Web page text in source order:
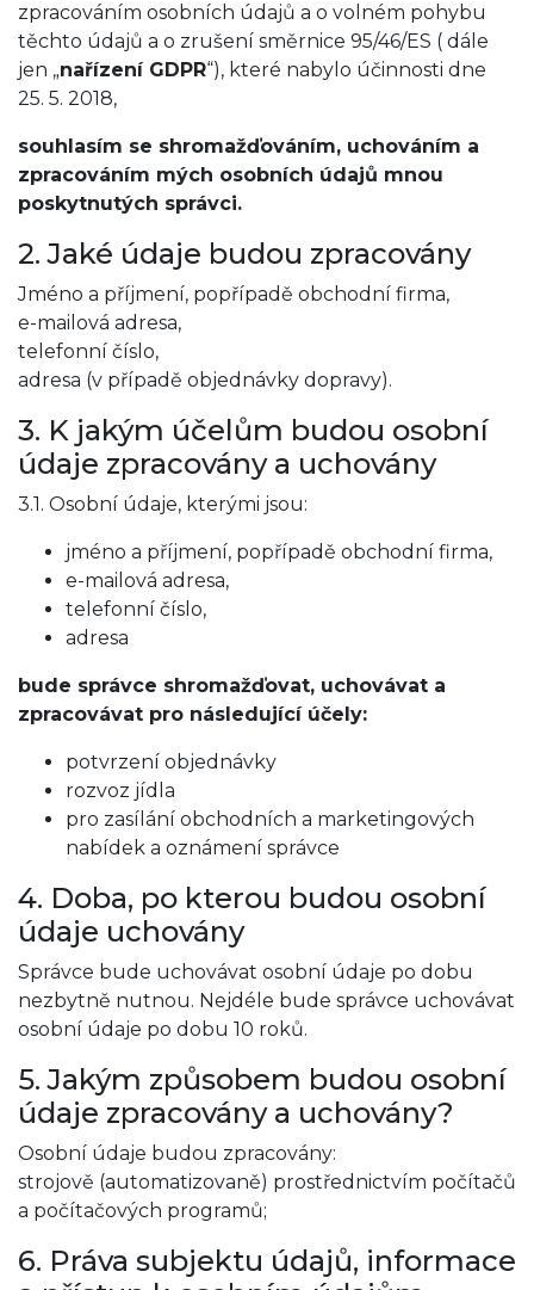
zpracováním osobních údajů a o volném pohybu
těchto údajů a o zrušení směrnice 95/46/ES ( dále
jen „nařízení GDPR“), které nabylo účinnosti dne
25. 5. 2018,
souhlasím se shromažďováním, uchováním a
zpracováním mých osobních údajů mnou
poskytnutých správci.
2. Jaké údaje budou zpracovány
Jméno a příjmení, popřípadě obchodní firma,
e-mailová adresa,
telefonní číslo,
adresa (v případě objednávky dopravy).
3. K jakým účelům budou osobní
údaje zpracovány a uchovány
3.1. Osobní údaje, kterými jsou:
jméno a příjmení, popřípadě obchodní firma,
e-mailová adresa,
telefonní číslo,
adresa
bude správce shromažďovat, uchovávat a
zpracovávat pro následující účely:
potvrzení objednávky
rozvoz jídla
pro zasílání obchodních a marketingových
nabídek a oznámení správce
4. Doba, po kterou budou osobní
údaje uchovány
Správce bude uchovávat osobní údaje po dobu
nezbytně nutnou. Nejdéle bude správce uchovávat
osobní údaje po dobu 10 roků.
5. Jakým způsobem budou osobní
údaje zpracovány a uchovány?
Osobní údaje budou zpracovány:
strojově (automatizovaně) prostřednictvím počítačů
a počítačových programů;
6. Práva subjektu údajů, informace